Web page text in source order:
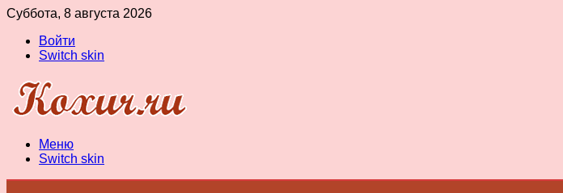
Суббота, 8 августа 2026
Войти
Switch skin
Меню
Switch skin